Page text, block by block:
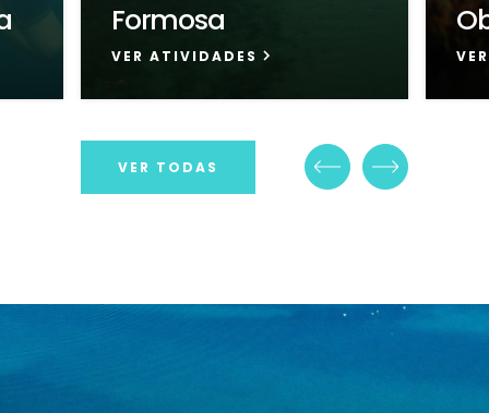
Formosa
VER ATIVIDADES
VER TODAS